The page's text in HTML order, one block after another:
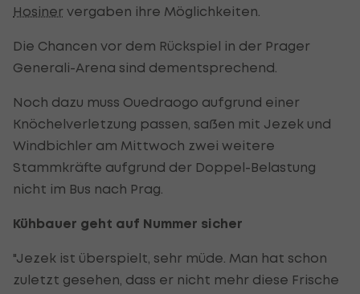
Hosiner vergaben ihre Möglichkeiten.
Die Chancen vor dem Rückspiel in der Prager
Generali-Arena sind dementsprechend.
Noch dazu muss Ouedraogo aufgrund einer
Knöchelverletzung passen, saßen mit Jezek und
Windbichler am Mittwoch zwei weitere
Stammkräfte aufgrund der Doppel-Belastung
nicht im Bus nach Prag.
Kühbauer geht auf Nummer sicher
"Jezek ist überspielt, sehr müde. Man hat schon
zuletzt gesehen, dass er nicht mehr diese Frische